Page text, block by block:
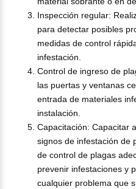
Inspección regular:
para detectar posibles
medidas de control
infestación.
Control de ingreso de
las puertas y ventanas
entrada de materiales
instalación.
Capacitación: Capacitar
signos de infestación de
de control de plagas
prevenir infestaciones y
cualquier problema que